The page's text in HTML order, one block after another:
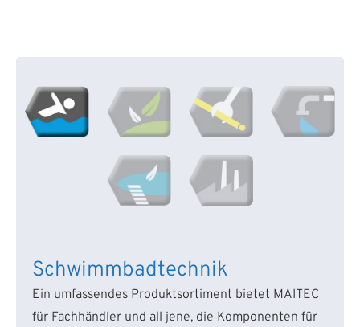
Schwimmbadtechnik
Ein umfassendes Produktsortiment bietet MAITEC
für Fachhändler und all jene, die Komponenten für